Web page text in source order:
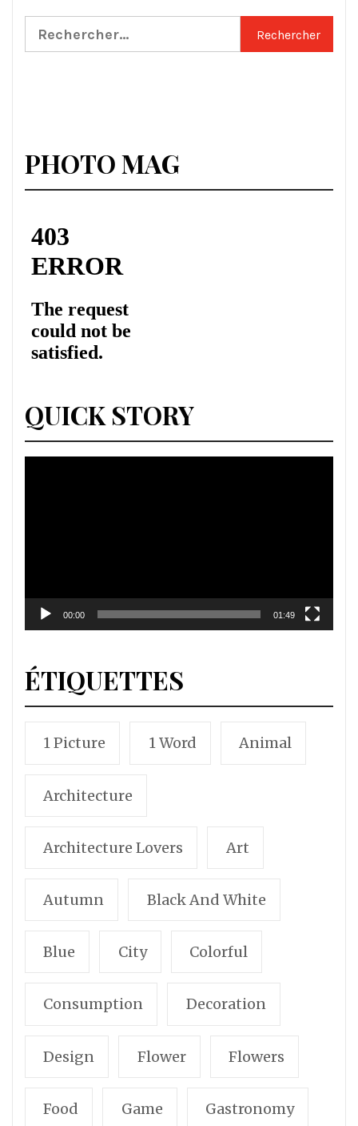
Rechercher :
PHOTO MAG
QUICK STORY
00:00 01:49
ÉTIQUETTES
1 Picture 1 Word Animal
Architecture
Architecture Lovers Art
Autumn Black And White
Blue City Colorful
Consumption Decoration
Design Flower Flowers
Food Game Gastronomy